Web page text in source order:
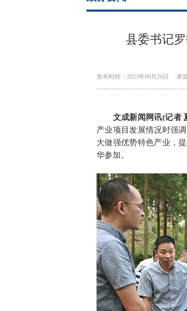
县委书记
发布时间：2023年09月26日 来
文成新闻网讯(记者
产业项目发展情况时强
大做强优势特色产业，
华参加。